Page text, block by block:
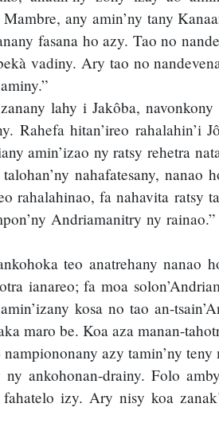
any amin’ny tany
fasana ho azy. Tao no
vadiny. Ary tao no
lahy i Jakôba,
Rahefa hitan’ireo rahalahin’i
amin’izao ny ratsy rehetra
nahafatesany, nanao
rahalahinao, fa nahavita ratsy
Andriamanitry ny
teo anatrehany nanao
ianareo; fa moa
kosa no tao an-
maro be. Koa aza manan-
azy tamin’ny teny
ankohonan-drainy. Folo
izy. Ary nisy koa